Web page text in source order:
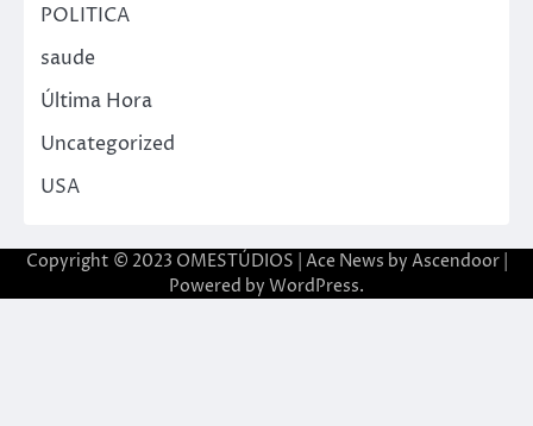
POLITICA
saude
Última Hora
Uncategorized
USA
Copyright © 2023 OMESTÚDIOS | Ace News by Ascendoor|
Powered by WordPress.